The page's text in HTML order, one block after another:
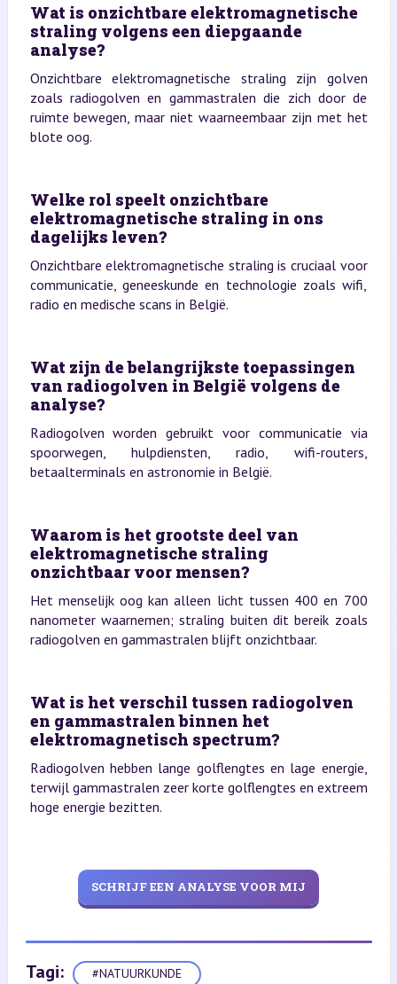
Wat is onzichtbare elektromagnetische
straling volgens een diepgaande
analyse?
Onzichtbare elektromagnetische straling zijn golven
zoals radiogolven en gammastralen die zich door de
ruimte bewegen, maar niet waarneembaar zijn met het
blote oog.
Welke rol speelt onzichtbare
elektromagnetische straling in ons
dagelijks leven?
Onzichtbare elektromagnetische straling is cruciaal voor
communicatie, geneeskunde en technologie zoals wifi,
radio en medische scans in België.
Wat zijn de belangrijkste toepassingen
van radiogolven in België volgens de
analyse?
Radiogolven worden gebruikt voor communicatie via
spoorwegen, hulpdiensten, radio, wifi-routers,
betaalterminals en astronomie in België.
Waarom is het grootste deel van
elektromagnetische straling
onzichtbaar voor mensen?
Het menselijk oog kan alleen licht tussen 400 en 700
nanometer waarnemen; straling buiten dit bereik zoals
radiogolven en gammastralen blijft onzichtbaar.
Wat is het verschil tussen radiogolven
en gammastralen binnen het
elektromagnetisch spectrum?
Radiogolven hebben lange golflengtes en lage energie,
terwijl gammastralen zeer korte golflengtes en extreem
hoge energie bezitten.
SCHRIJF EEN ANALYSE VOOR MIJ
Tagi: #NATUURKUNDE